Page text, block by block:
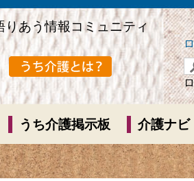
あう情報コミュニティ
うち介護掲示板 介護ナビ